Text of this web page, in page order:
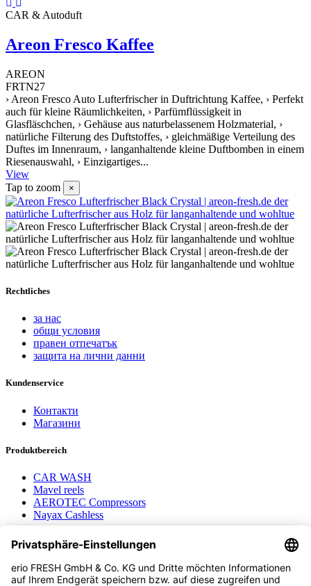
CAR & Autoduft
Areon Fresco Kaffee
AREON
FRTN27
› Areon Fresco Auto Lufterfrischer in Duftrichtung Kaffee, › Perfekt
auch für kleine Räumlichkeiten, › Parfümflüssigkeit in
Glasfläschchen, › Gehäuse aus naturbelassenem Holzmaterial, ›
natürliche Filterung des Duftstoffes, › gleichmäßige Verteilung des
Duftes im Innenraum, › langanhaltende kleine Duftbomben in einem
Riesenauswahl, › Einzigartiges...
View
Tap to zoom
×
Rechtliches
за нас
общи условия
правен отпечатък
защита на лични данни
Kundenservice
Контакти
Магазини
Produktbereich
CAR WASH
Mavel reels
AEROTEC Compressors
Nayax Cashless
erio FRESH GmbH & Co. KG